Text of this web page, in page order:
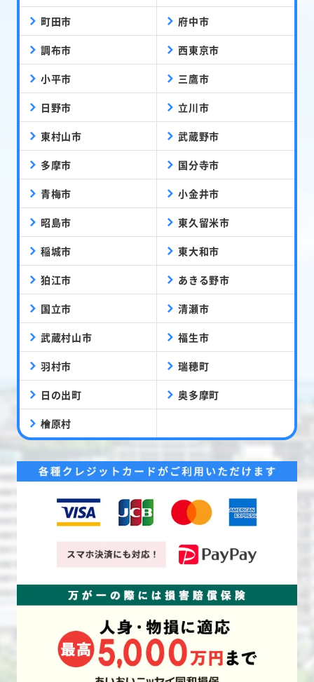
町田市 府中市
調布市 西東京市
小平市 三鷹市
日野市 立川市
東村山市 武蔵野市
多摩市 国分寺市
青梅市 小金井市
昭島市 東久留米市
稲城市 東大和市
狛江市 あきる野市
国立市 清瀬市
武蔵村山市 福生市
羽村市 瑞穂町
日の出町 奥多摩町
檜原村